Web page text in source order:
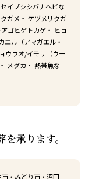
イブシシバナヘビな
ガメ・ ケヅメリクガ
ゴヒゲトカゲ・ ヒョ
エル（アマガエル・
ウウオ/イモリ（ウー
メダカ・ 熱帯魚な
承ります。
市 ・ みどり市 ・ 沼田